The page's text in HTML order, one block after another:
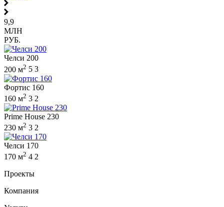
9,9
МЛН
РУБ.
Челси 200
200 м2 5 3
Фортис 160
160 м2 3 2
Prime House 230
230 м2 3 2
Челси 170
170 м2 4 2
Проекты
Компания